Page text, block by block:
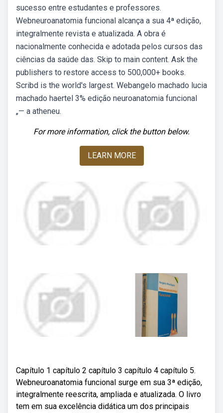
sucesso entre estudantes e professores.
Webneuroanatomia funcional alcança a sua 4ª edição,
integralmente revista e atualizada. A obra é
nacionalmente conhecida e adotada pelos cursos das
ciências da saúde das. Skip to main content. Ask the
publishers to restore access to 500,000+ books.
Scribd is the world's largest. Webangelo machado lucia
machado haertel 3% edição neuroanatomia funcional
„— а atheneu.
For more information, click the button below.
LEARN MORE
Capítulo 1 capítulo 2 capítulo 3 capítulo 4 capítulo 5.
Webneuroanatomia funcional surge em sua 3ª edição,
integralmente reescrita, ampliada e atualizada. O livro
tem em sua excelência didática um dos principais